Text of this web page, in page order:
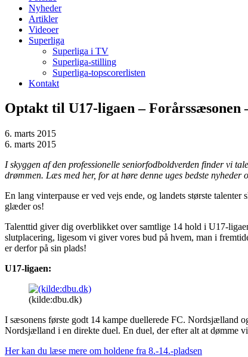
Nyheder
Artikler
Videoer
Superliga
Superliga i TV
Superliga-stilling
Superliga-topscorerlisten
Kontakt
Optakt til U17-ligaen – Forårssæsonen
6. marts 2015
6. marts 2015
I skyggen af den professionelle seniorfodboldverden finder vi
drømmen. Læs med her, for at høre denne uges bedste nyheder
En lang vinterpause er ved vejs ende, og landets største
glæder os!
Talenttid giver dig overblikket over samtlige 14 hold i U17-
slutplacering, ligesom vi giver vores bud på hvem, man i
er derfor på sin plads!
U17-ligaen:
(kilde:dbu.dk)
I sæsonens første godt 14 kampe duellerede FC. Nordsjælland
Nordsjælland i en direkte duel. En duel, der efter alt at dømme
Her kan du læse mere om holdene fra 8.-14.-pladsen